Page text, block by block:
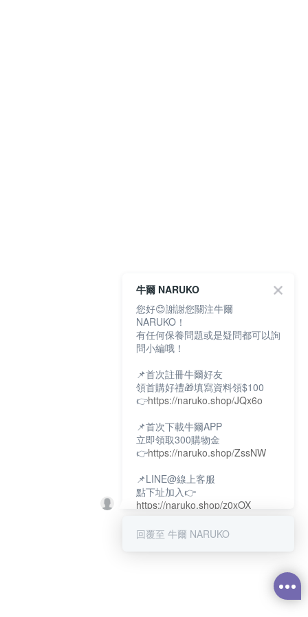
牛爾 NARUKO
您好😊謝謝您關注牛爾
NARUKO！
有任何保養問題或是疑問都可以詢
問小編哦！
📌首次註冊牛爾好友
領首購好禮🎁填寫資料領$100
👉https://naruko.shop/JQx6o
📌首次下載牛爾APP
立即領取300購物金
👉https://naruko.shop/ZssNW
📌LINE@線上客服
點下址加入👉
https://naruko.shop/z0xOX
📌電話客服：02-26581707
回覆至 牛爾 NARUKO